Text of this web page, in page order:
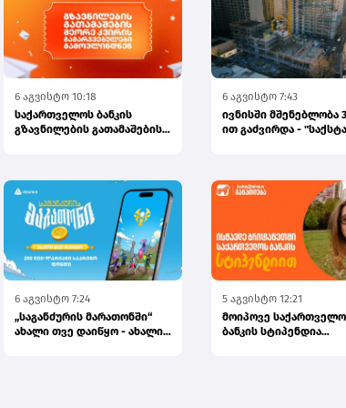
6 აგვისტო 10:18
საქართველოს ბანკის
გზავნილების გათამაშების
6 აგვისტო 7:43
ივნისში მშენებლობა
ით გაძვირდა -
6 აგვისტო 7:24
„საგანძურის მარათონში“
ახალი თვე დაიწყო - ახალი
5 აგვისტო 12:21
მოიპოვე
ბანკის სტიპენდია